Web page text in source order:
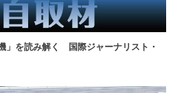
」を読み解く 国際ジャーナリスト・